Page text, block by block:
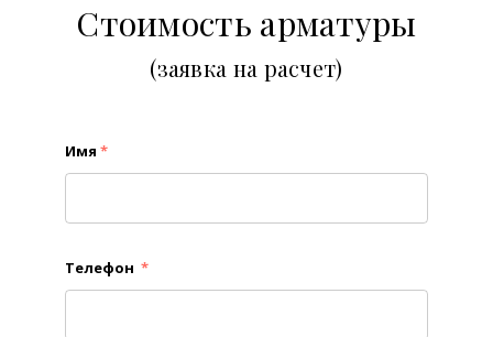
Стоимость арматуры
(заявка на расчет)
Имя *
Телефон *